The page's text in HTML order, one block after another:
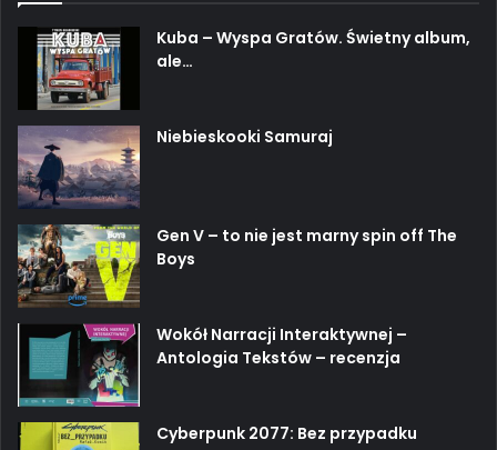
Kuba – Wyspa Gratów. Świetny album,
ale…
Niebieskooki Samuraj
Gen V – to nie jest marny spin off The
Boys
Wokół Narracji Interaktywnej –
Antologia Tekstów – recenzja
Cyberpunk 2077: Bez przypadku